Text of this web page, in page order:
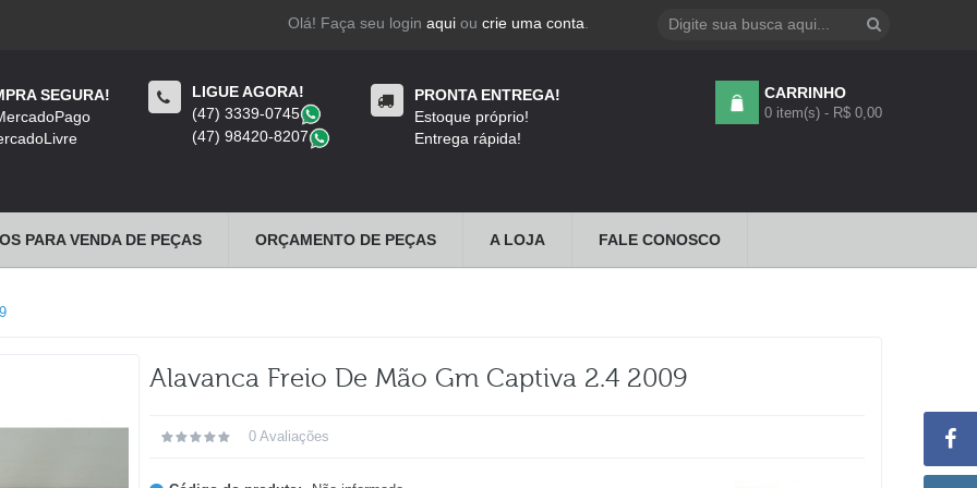
Olá! Faça seu login aquiou crie uma conta
SEGURA!
LIGUE AGORA!
(47) 3339-0745
(47) 98420-8207
PRONTA ENTREGA!
Estoque próprio!
Entrega rápida!
CARRINHO
0 item(s) - R$ 0,00
PARA VENDA DE PEÇAS ORÇAMENTO DE PEÇAS A LOJA FALE CONOSCO
Alavanca Freio De Mão Gm Captiva 2.4 2009
0 Avaliações